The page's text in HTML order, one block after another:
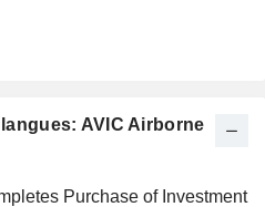
AVIC Airborne
Purchase of Investment